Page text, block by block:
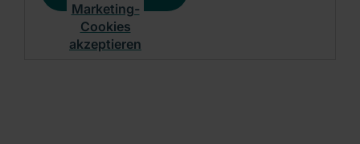
Marketing-
Cookies
akzeptieren